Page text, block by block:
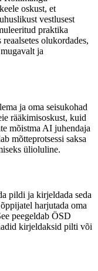
oskust, et
vestlusest
praktika
olukordades,
ja
ja oma seisukohad
rääkimisoskust, kuid
mõistma AI juhendaja
mõtteprotsessi saksa
ülioluline.
pildi ja kirjeldada seda
harjutada oma
peegeldab ÖSD
kirjeldaksid pilti või